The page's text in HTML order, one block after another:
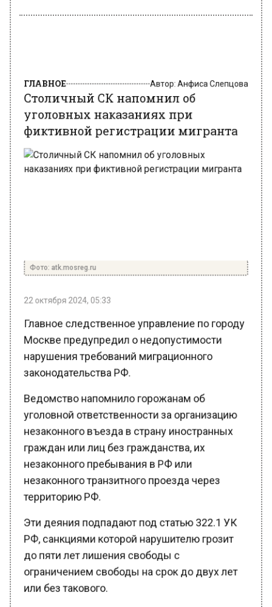
уголовных наказаниях при
фиктивной регистрации мигранта
Главное следственное управление по городу
Москве предупредил о недопустимости
нарушения требований миграционного
законодательства РФ.
уголовной ответственности за организацию
незаконного въезда в страну иностранных
граждан или лиц без гражданства, их
незаконного пребывания в РФ или
незаконного транзитного проезда через
территорию РФ.
РФ, санкциями которой нарушителю грозит
до пяти лет лишения свободы с
ограничением свободы на срок до двух лет
или без такового.